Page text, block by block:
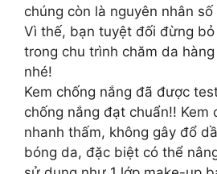
chúng còn là nguyên nhân
Vì thế, bạn tuyệt đối đừng
trong chu trình chăm da
nhé!
Kem chống nắng đã được
chống nắng đạt chuẩn!! Kem
nhanh thấm, không gây đổ
bóng da, đặc biệt có thể